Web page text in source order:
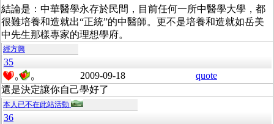
結論是：中華醫學永存於民間，目前任何一所中醫學大學，都
很難培養和造就出“正統”的中醫師。更不是培養和造就如岳美
中先生那樣專家的理想學府。
經方興
35
0 0 2009-09-18
quote
還是決定讓你自己學好了
本人已不在此站活動
36